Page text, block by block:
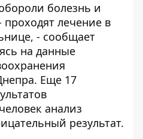
болезнь и
проходят лечение в
- сообщает
на данные
. Еще 17
анализ
результат.